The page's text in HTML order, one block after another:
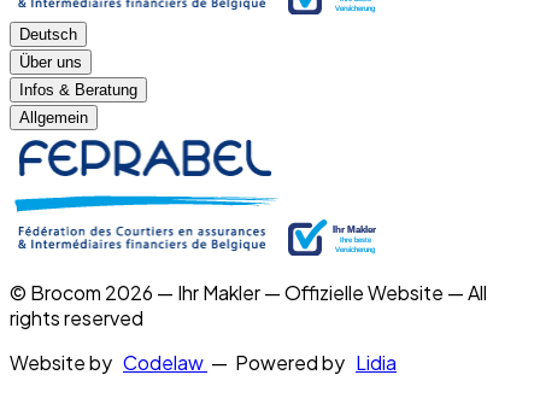
Deutsch
Über uns
Infos & Beratung
Allgemein
© Brocom 2026 — Ihr Makler — Offizielle Website — All
rights reserved
Website by Codelaw — Powered by Lidia